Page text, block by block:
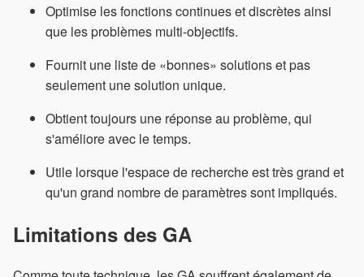
Optimise les fonctions continues et discrètes ainsi
que les problèmes multi-objectifs.
Fournit une liste de «bonnes» solutions et pas
seulement une solution unique.
Obtient toujours une réponse au problème, qui
s'améliore avec le temps.
Utile lorsque l'espace de recherche est très grand et
qu'un grand nombre de paramètres sont impliqués.
Limitations des GA